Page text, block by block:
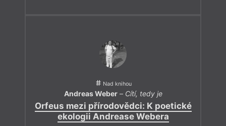
Nad knihou
Andreas Weber– Cítí, tedy je
Orfeus mezi přírodovědci: K poetické
ekologii Andrease Webera